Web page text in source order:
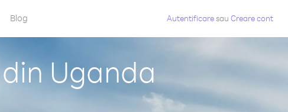
Blog Autentificaresau Creare cont
Uganda